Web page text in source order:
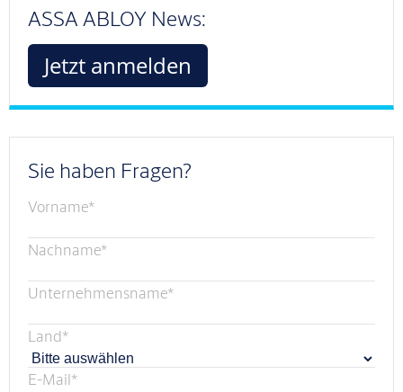
ASSA ABLOY News:
Jetzt anmelden
Sie haben Fragen?
Vorname*
Nachname*
Unternehmensname*
Land*
E-Mail*